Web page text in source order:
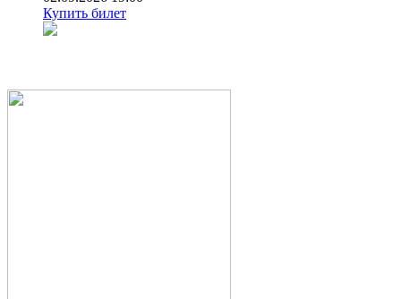
Купить билет